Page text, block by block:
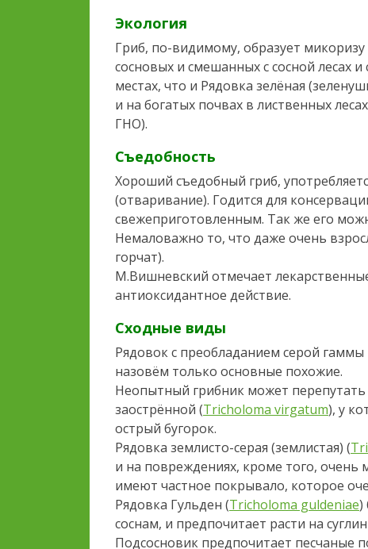
Экология
Гриб, по-видимому, образует микоризу
сосновых и смешанных с сосной лесах
местах, что и Рядовка зелёная
и на богатых почвах в лиственных
ГНО).
Съедобность
Хороший съедобный гриб,
(отваривание). Годится для
свежеприготовленным. Так же его
Немаловажно то, что даже очень
горчат).
М.Вишневский отмечает
антиоксидантное действие.
Сходные виды
Рядовок с преобладанием серой
назовём только основные похожие.
Неопытный грибник может перепутать
заострённой (Tricholoma virgatum), у
острый бугорок.
Рядовка землисто-серая (землистая) (
и на повреждениях, кроме того,
имеют частное покрывало, которое
Рядовка Гульден (Tricholoma guldeniae)
соснам, и предпочитает расти на
Подсосновик предпочитает песчаные